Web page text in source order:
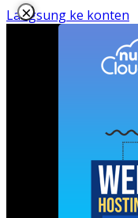
Langsung ke konten
×